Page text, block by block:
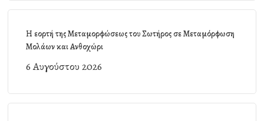
Η εορτή της Μεταμορφώσεως του Σωτήρος σε Μεταμόρφωση
Μολάων και Ανθοχώρι
6 Αυγούστου 2026